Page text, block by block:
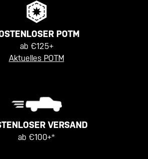
POTM
ab €125+
Aktuelles POTM
VERSAND
ab €100+*